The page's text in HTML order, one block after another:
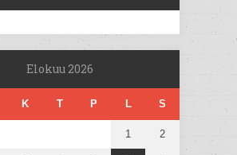
Elokuu 2026
K T P L S
1 2